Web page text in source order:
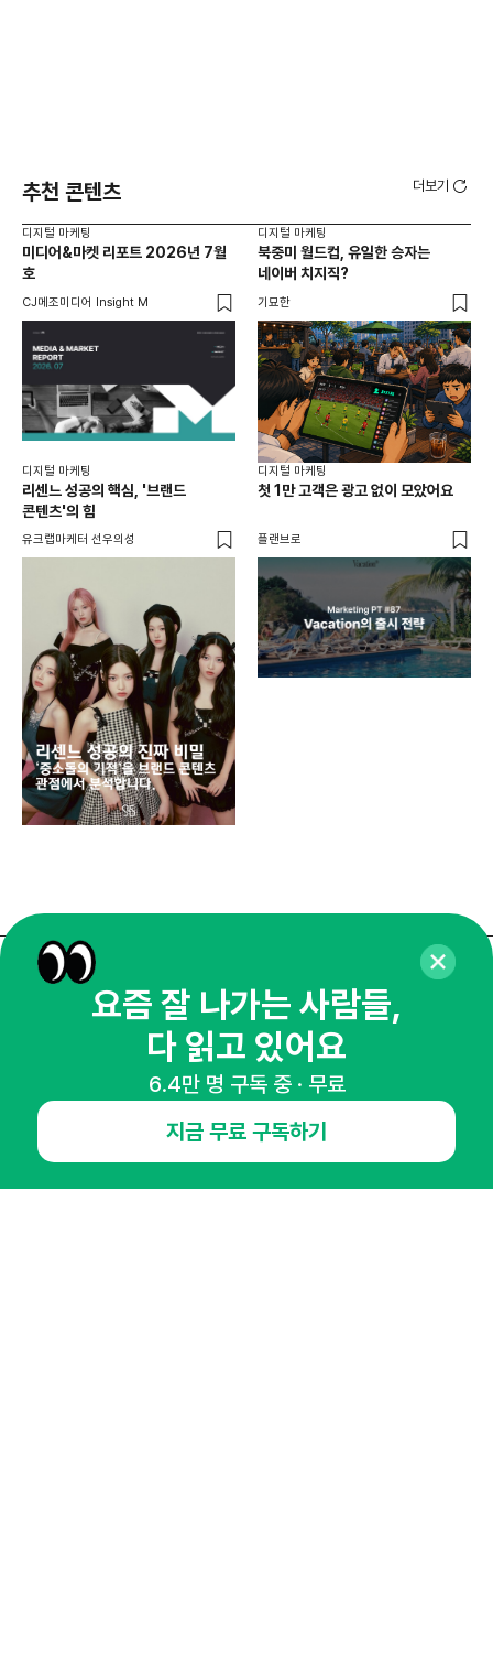
추천 콘텐츠 더보기
디지털 마케팅
미디어&마켓 리포트 2026년 7월
호
CJ메조미디어 Insight M
디지털 마케팅
북중미 월드컵, 유일한 승자는
네이버 치지직?
기묘한
디지털 마케팅
리센느 성공의 핵심, '브랜드
콘텐츠'의 힘
유크랩마케터 선우의성
디지털 마케팅
첫 1만 고객은 광고 없이 모았어요
플랜브로
매주 화요일 아침,
마케팅 감각을 깨워 드릴게요!
65,043명의 마케터를 성장시키는 뉴스레터
요즘 잘 나가는 사람들,
다 읽고 있어요
6.4만 명 구독 중 · 무료
지금 무료 구독하기